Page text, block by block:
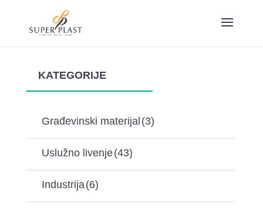
KATEGORIJE
Građevinski materijal (3)
Uslužno livenje(43)
Industrija(6)